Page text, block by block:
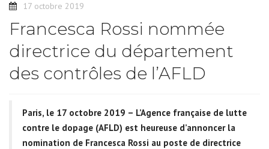
17 octobre 2019
Francesca Rossi nommée
directrice du département
des contrôles de l’AFLD
Paris, le 17 octobre 2019 – L’Agence française de lutte
contre le dopage (AFLD) est heureuse d’annoncer la
nomination de Francesca Rossi au poste de directrice